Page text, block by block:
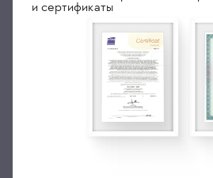
и сертификаты